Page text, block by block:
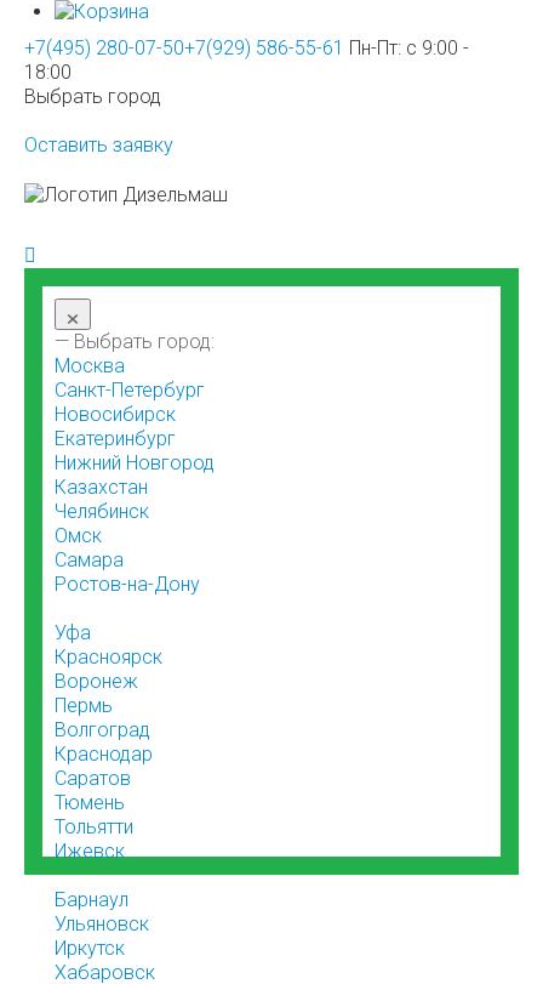
+7(495) 280-07-50+7(929) 586-55-61 Пн-Пт: с 9:00 -
18:00
Выбрать город
Оставить заявку
×
— Выбрать город:
Москва
Санкт-Петербург
Новосибирск
Екатеринбург
Нижний Новгород
Казахстан
Челябинск
Омск
Самара
Ростов-на-Дону
Уфа
Красноярск
Воронеж
Пермь
Волгоград
Краснодар
Саратов
Тюмень
Тольятти
Ижевск
Барнаул
Ульяновск
Иркутск
Хабаровск